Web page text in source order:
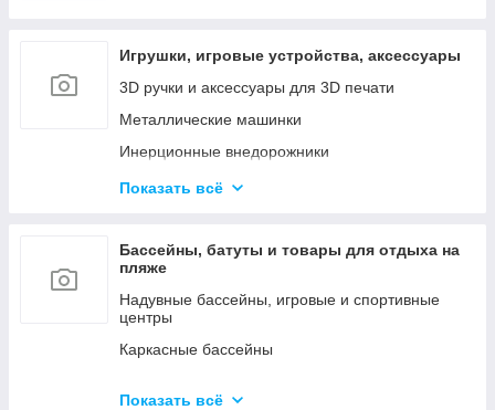
Игрушки, игровые устройства, аксессуары
3D ручки и аксессуары для 3D печати
Металлические машинки
Инерционные внедорожники
Радиоуправляемые машинки и роботы
Конструкторы
Показать всё
Бассейны, батуты и товары для отдыха на
пляже
Надувные бассейны, игровые и спортивные
центры
Каркасные бассейны
Показать всё